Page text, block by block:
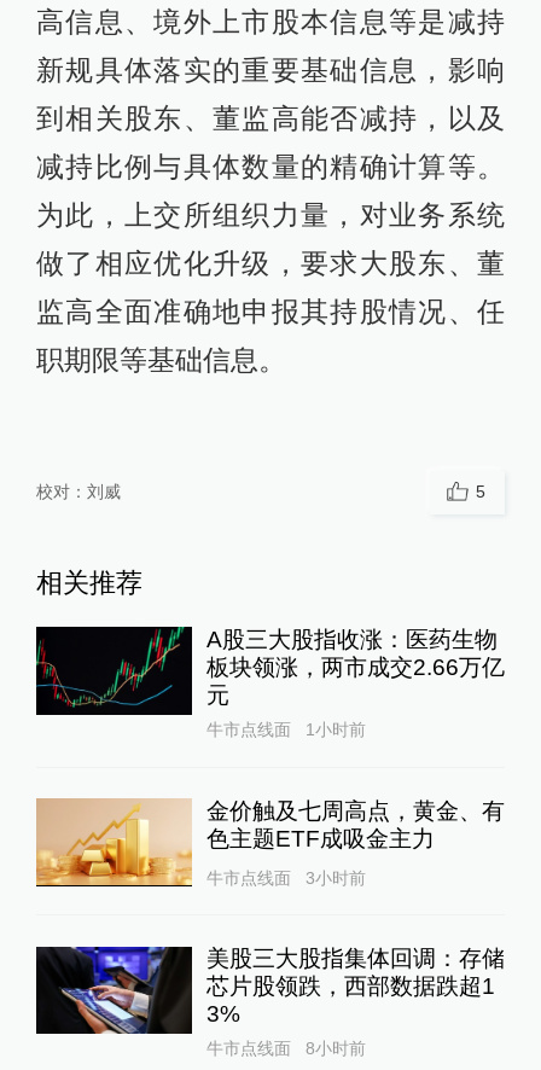
高信息、境外上市股本信息等是减持
新规具体落实的重要基础信息，影响
到相关股东、董监高能否减持，以及
减持比例与具体数量的精确计算等。
为此，上交所组织力量，对业务系统
做了相应优化升级，要求大股东、董
监高全面准确地申报其持股情况、任
职期限等基础信息。
校对： 刘威 5
相关推荐
A股三大股指收涨：医药生物
板块领涨，两市成交2.66万亿
元
牛市点线面 1小时前
金价触及七周高点，黄金、有
色主题ETF成吸金主力
牛市点线面 3小时前
美股三大股指集体回调：存储
芯片股领跌，西部数据跌超1
3%
牛市点线面 8小时前